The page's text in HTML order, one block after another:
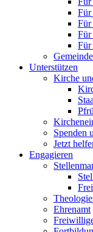
Für
Für
Für
Für
Unterstützen
Kirche
Spenden
Jetzt
Engagieren
Ehrenamt